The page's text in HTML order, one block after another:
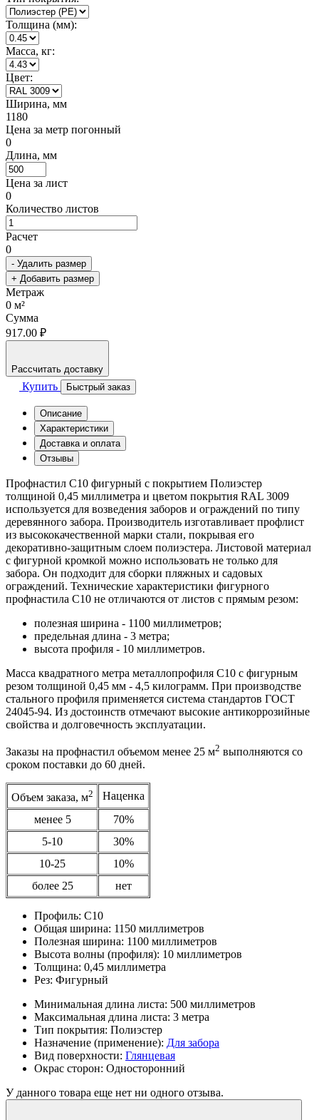
Толщина (мм):
Масса, кг:
Цвет:
Ширина, мм
1180
Цена за метр погонный
0
Длина, мм
Цена за лист
0
Количество листов
Расчет
0
- Удалить размер
+ Добавить размер
Метраж
0 м²
Сумма
917.00 ₽
Рассчитать доставку
Купить Быстрый заказ
Описание
Характеристики
Доставка и оплата
Отзывы
Профнастил С10 фигурный с покрытием Полиэстер
толщиной 0,45 миллиметра и цветом покрытия RAL 3009
используется для возведения заборов и ограждений по типу
деревянного забора. Производитель изготавливает профлист
из высококачественной марки стали, покрывая его
декоративно-защитным слоем полиэстера. Листовой материал
с фигурной кромкой можно использовать не только для
забора. Он подходит для сборки пляжных и садовых
ограждений. Технические характеристики фигурного
профнастила С10 не отличаются от листов с прямым резом:
полезная ширина - 1100 миллиметров;
предельная длина - 3 метра;
высота профиля - 10 миллиметров.
Масса квадратного метра металлопрофиля С10 с фигурным
резом толщиной 0,45 мм - 4,5 килограмм. При производстве
стального профиля применяется система стандартов ГОСТ
24045-94. Из достоинств отмечают высокие антикоррозийные
свойства и долговечность эксплуатации.
Заказы на профнастил объемом менее 25 м2 выполняются со
сроком поставки до 60 дней.
Объем заказа, м2
Наценка
менее 5
70%
5-10
30%
10-25
10%
более 25
нет
Профиль: С10
Общая ширина: 1150 миллиметров
Полезная ширина: 1100 миллиметров
Высота волны (профиля): 10 миллиметров
Толщина: 0,45 миллиметра
Рез: Фигурный
Минимальная длина листа: 500 миллиметров
Максимальная длина листа: 3 метра
Тип покрытия: Полиэстер
Назначение (применение): Для забора
Вид поверхности: Глянцевая
Окрас сторон: Односторонний
У данного товара еще нет ни одного отзыва.